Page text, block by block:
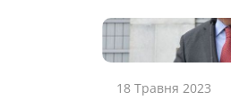
18 Травня 2023